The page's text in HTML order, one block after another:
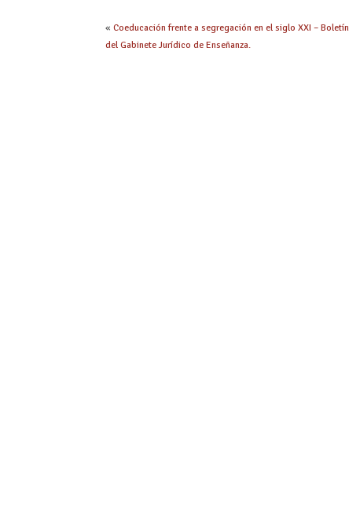
«Coeducación frente a segregación en el siglo XXI – Boletín
del Gabinete Jurídico de Enseñanza.